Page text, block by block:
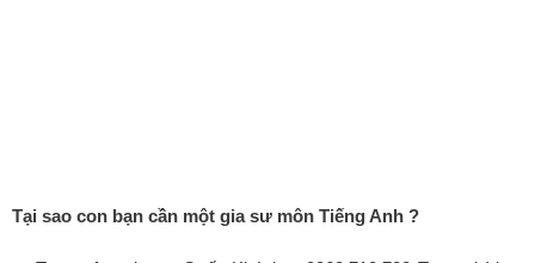
Tại sao con bạn cần một gia sư môn Tiếng Anh ?